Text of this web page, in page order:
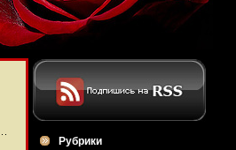
Рубрики